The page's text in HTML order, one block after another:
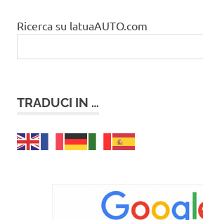
Ricerca su latuaAUTO.com
TRADUCI IN …